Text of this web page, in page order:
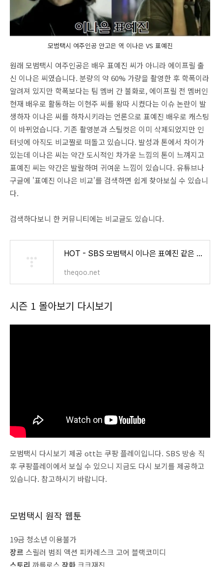
모범택시 여주인공 안고은 역 이나은 VS 표예진
원래 모범택시 여주인공은 배우 표예진 씨가 아니라 에이프릴 출
신 이나은 씨였습니다. 분량의 약 60% 가량을 촬영한 후 학폭이라
알려져 있지만 학폭보다는 팀 멤버 간 불화로, 에이프릴 전 멤버인
현재 배우로 활동하는 이현주 씨를 왕따 시켰다는 이슈 논란이 발
생하자 이나은 씨를 하차시키라는 언론으로 표예진 배우로 캐스팅
이 바뀌었습니다. 기존 촬영분과 스틸컷은 이미 삭제되었지만 인
터넷에 아직도 비교짤로 떠돌고 있습니다. 발성과 톤에서 차이가
있는데 이나은 씨는 약간 도시적인 차가운 느낌의 톤이 느껴지고
표예진 씨는 약간은 발랄하며 귀여운 느낌이 있습니다. 유튜브나
구글에 '표예진 이나은 비교'를 검색하면 쉽게 찾아보실 수 있습니
다.
검색하다보니 한 커뮤니티에는 비교글도 있습니다.
HOT - SBS 모범택시 이나은 표예진 같은 상황 같은대사 다른 느낌
theqoo.net
시즌 1 몰아보기 다시보기
모범택시 다시보기 제공 ott는 쿠팡 플레이입니다. SBS 방송 직
후 쿠팡플레이에서 보실 수 있으니 지금도 다시 보기를 제공하고
있습니다. 참고하시기 바랍니다.
모범택시 원작 웹툰
19금 청소년 이용불가
장르 스릴러 범죄 액션 피카레스크 고어 블랙코미디